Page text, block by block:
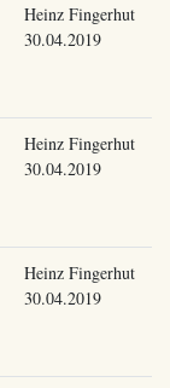
Heinz Fingerhut
30.04.2019
Heinz Fingerhut
30.04.2019
Heinz Fingerhut
30.04.2019